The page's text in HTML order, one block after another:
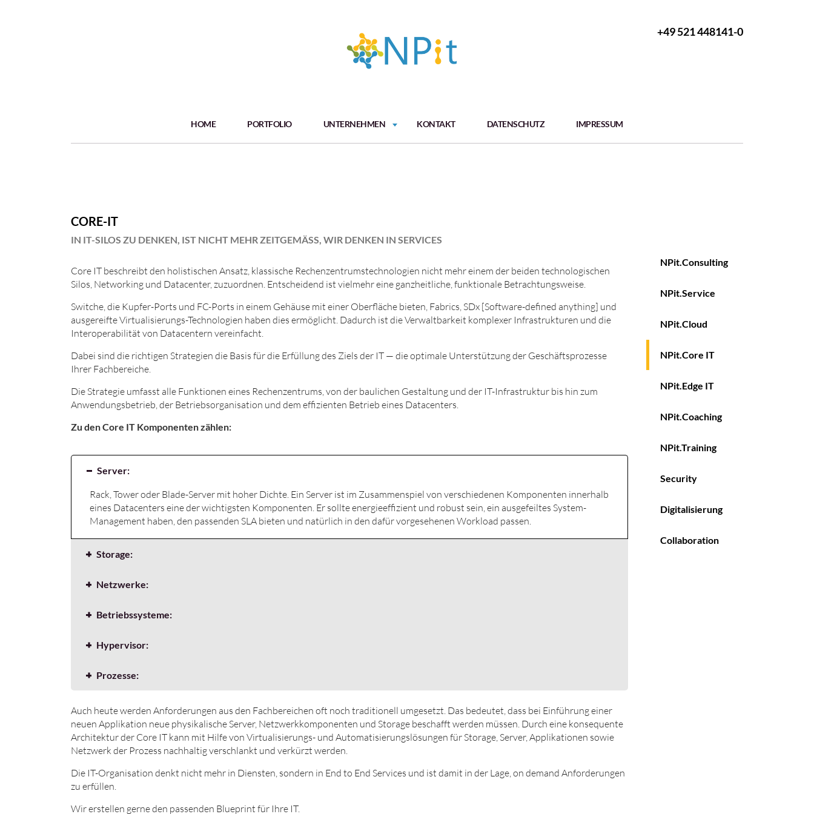
+49 521 448141-0
HOME PORTFOLIO UNTERNEHMEN KONTAKT DATENSCHUTZ IMPRESSUM
CORE-IT
IN IT-SILOS ZU DENKEN, IST NICHT MEHR ZEITGEMÄSS, WIR DENKEN IN SERVICES
Core IT beschreibt den holistischen Ansatz, klassische Rechenzentrumstechnologien nicht mehr einem der beiden technologischen
Silos, Networking und Datacenter, zuzuordnen. Entscheidend ist vielmehr eine ganzheitliche, funktionale Betrachtungsweise.
Switche, die Kupfer-Ports und FC-Ports in einem Gehäuse mit einer Oberfläche bieten, Fabrics, SDx [Software-defined anything] und
ausgereifte Virtualisierungs-Technologien haben dies ermöglicht. Dadurch ist die Verwaltbarkeit komplexer Infrastrukturen und die
Interoperabilität von Datacentern vereinfacht.
Dabei sind die richtigen Strategien die Basis für die Erfüllung des Ziels der IT — die optimale Unterstützung der Geschäftsprozesse
Ihrer Fachbereiche.
Die Strategie umfasst alle Funktionen eines Rechenzentrums, von der baulichen Gestaltung und der IT-Infrastruktur bis hin zum
Anwendungsbetrieb, der Betriebsorganisation und dem effizienten Betrieb eines Datacenters.
Zu den Core IT Komponenten zählen:
Server:
Rack, Tower oder Blade-Server mit hoher Dichte. Ein Server ist im Zusammenspiel von verschiedenen Komponenten innerhalb
eines Datacenters eine der wichtigsten Komponenten. Er sollte energieeffizient und robust sein, ein ausgefeiltes System-
Management haben, den passenden SLA bieten und natürlich in den dafür vorgesehenen Workload passen.
Storage:
Netzwerke:
Betriebssysteme:
Hypervisor:
Prozesse:
Auch heute werden Anforderungen aus den Fachbereichen oft noch traditionell umgesetzt. Das bedeutet, dass bei Einführung einer
neuen Applikation neue physikalische Server, Netzwerkkomponenten und Storage beschafft werden müssen. Durch eine konsequente
Architektur der Core IT kann mit Hilfe von Virtualisierungs- und Automatisierungslösungen für Storage, Server, Applikationen sowie
Netzwerk der Prozess nachhaltig verschlankt und verkürzt werden.
Die IT-Organisation denkt nicht mehr in Diensten, sondern in End to End Services und ist damit in der Lage, on demand Anforderungen
zu erfüllen.
Wir erstellen gerne den passenden Blueprint für Ihre IT.
NPit.Consulting
NPit.Service
NPit.Cloud
NPit.Core IT
NPit.Edge IT
NPit.Coaching
NPit.Training
Security
Digitalisierung
Collaboration